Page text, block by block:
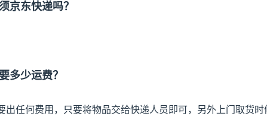
京东快递吗？
多少运费？
出任何费用，只要将物品交给快递人员即可，另外上门取货时